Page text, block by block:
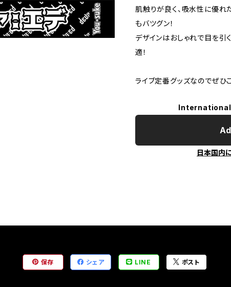
肌触りが良く、吸水性に優れ
もバツグン！
デザインはおしゃれで目を引
適！
ライブ定番グッズなのでぜひ
日本国内
保存 シェア LINE ポスト